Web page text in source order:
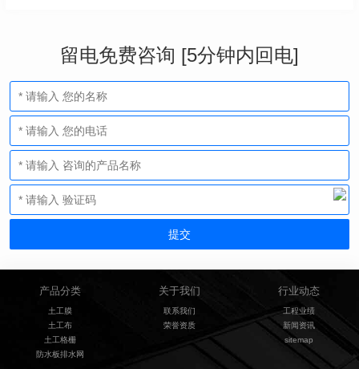
留电免费咨询 [5分钟内回电]
产品分类
土工膜
土工布
土工格栅
防水板排水网
关于我们
联系我们
荣誉资质
行业动态
工程业绩
新闻资讯
sitemap